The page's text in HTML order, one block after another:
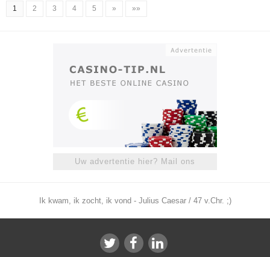
1 2 3 4 5 » »»
Uw advertentie hier? Mail ons
Ik kwam, ik zocht, ik vond - Julius Caesar / 47 v.Chr. ;)